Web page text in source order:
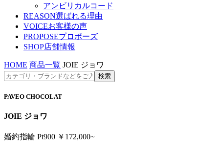
アンビリカルコード
REASON選ばれる理由
VOICEお客様の声
PROPOSEプロポーズ
SHOP店舗情報
HOME 商品一覧 JOIE ジョワ
PAVEO CHOCOLAT
JOIE ジョワ
婚約指輪 Pt900 ￥172,000~